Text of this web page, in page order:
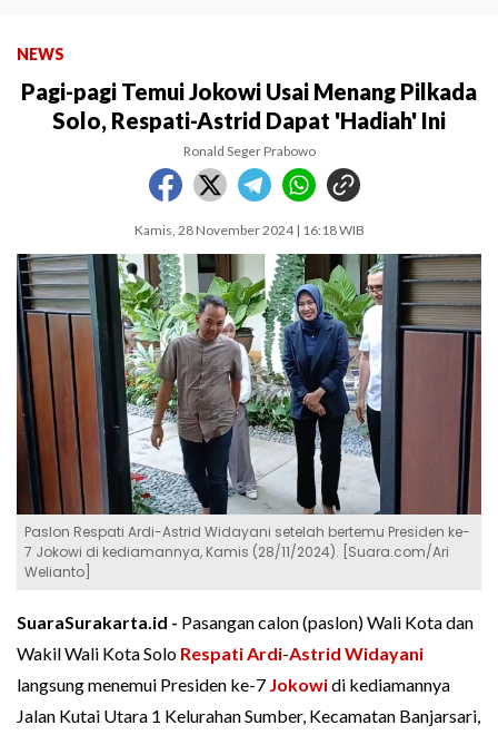
NEWS
Pagi-pagi Temui Jokowi Usai Menang Pilkada
Solo, Respati-Astrid Dapat 'Hadiah' Ini
Ronald Seger Prabowo
Kamis, 28 November 2024 | 16:18 WIB
Paslon Respati Ardi-Astrid Widayani setelah bertemu Presiden ke-
7 Jokowi di kediamannya, Kamis (28/11/2024). [Suara.com/Ari
Welianto]
SuaraSurakarta.id - Pasangan calon (paslon) Wali Kota dan
Wakil Wali Kota Solo Respati Ardi-Astrid Widayani
langsung menemui Presiden ke-7 Jokowidi kediamannya
Jalan Kutai Utara 1 Kelurahan Sumber, Kecamatan Banjarsari,